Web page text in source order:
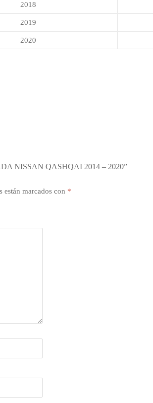
2018
2019
2020
NISSAN QASHQAI 2014 – 2020”
están marcados con *